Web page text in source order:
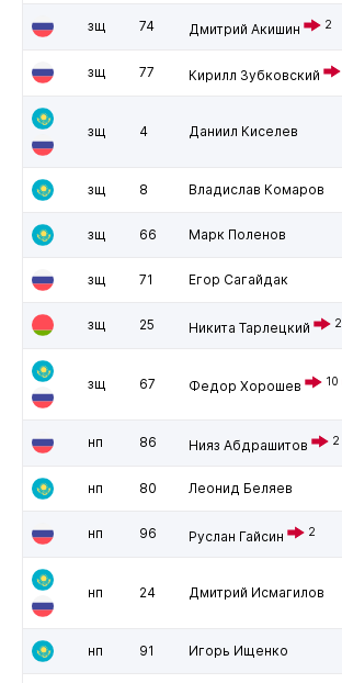
зщ 74 Дмитрий Акишин 2
зщ 77 Кирилл Зубковский
зщ 4 Даниил Киселев
зщ 8 Владислав Комаров
зщ 66 Марк Поленов
зщ 71 Егор Сагайдак
зщ 25 Никита Тарлецкий 2
зщ 67 Федор Хорошев 10
нп 86 Нияз Абдрашитов 2
нп 80 Леонид Беляев
нп 96 Руслан Гайсин 2
нп 24 Дмитрий Исмагилов
нп 91 Игорь Ищенко